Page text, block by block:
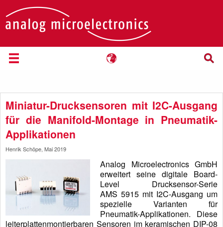
Miniatur-Drucksensoren mit I2C-Ausgang
für die Manifold-Montage in Pneumatik-
Applikationen
Henrik Schöpe, Mai 2019
Analog Microelectronics GmbH
erweitert seine digitale Board-
Level Drucksensor-Serie
AMS 5915 mit I2C-Ausgang um
spezielle Varianten für
Pneumatik-Applikationen. Diese
leiterplattenmontierbaren Sensoren im keramischen DIP-08